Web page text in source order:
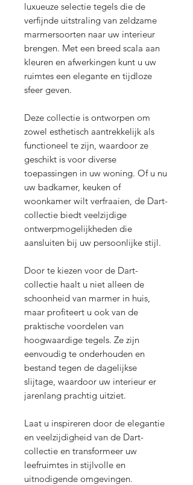
luxueuze selectie tegels die de
verfijnde uitstraling van zeldzame
marmersoorten naar uw interieur
brengen. Met een breed scala aan
kleuren en afwerkingen kunt u uw
ruimtes een elegante en tijdloze
sfeer geven.
Deze collectie is ontworpen om
zowel esthetisch aantrekkelijk als
functioneel te zijn, waardoor ze
geschikt is voor diverse
toepassingen in uw woning. Of u nu
uw badkamer, keuken of
woonkamer wilt verfraaien, de Dart-
collectie biedt veelzijdige
ontwerpmogelijkheden die
aansluiten bij uw persoonlijke stijl.
Door te kiezen voor de Dart-
collectie haalt u niet alleen de
schoonheid van marmer in huis,
maar profiteert u ook van de
praktische voordelen van
hoogwaardige tegels. Ze zijn
eenvoudig te onderhouden en
bestand tegen de dagelijkse
slijtage, waardoor uw interieur er
jarenlang prachtig uitziet.
Laat u inspireren door de elegantie
en veelzijdigheid van de Dart-
collectie en transformeer uw
leefruimtes in stijlvolle en
uitnodigende omgevingen.